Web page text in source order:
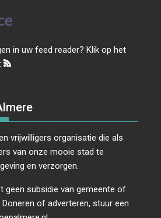
in uw feed reader? Klik op het
vrijwilligers organisatie die als
van onze mooie stad te
en verzorgen.
geen subsidie van gemeente of
of adverteren, stuur een